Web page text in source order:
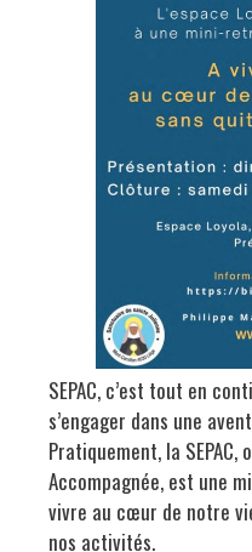
SEPAC, c’est tout en
s’engager dans une
Pratiquement, la SEPAC,
Accompagnée, est une
vivre au cœur de notre
nos activités.